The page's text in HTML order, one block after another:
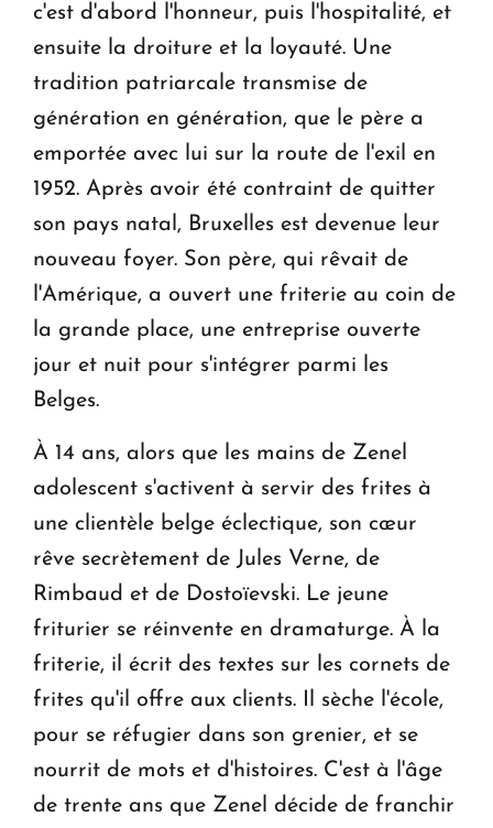
c'est d'abord l'honneur, puis l'hospitalité, et
ensuite la droiture et la loyauté. Une
tradition patriarcale transmise de
génération en génération, que le père a
emportée avec lui sur la route de l'exil en
1952. Après avoir été contraint de quitter
son pays natal, Bruxelles est devenue leur
nouveau foyer. Son père, qui rêvait de
l'Amérique, a ouvert une friterie au coin de
la grande place, une entreprise ouverte
jour et nuit pour s'intégrer parmi les
Belges.
À 14 ans, alors que les mains de Zenel
adolescent s'activent à servir des frites à
une clientèle belge éclectique, son cœur
rêve secrètement de Jules Verne, de
Rimbaud et de Dostoïevski. Le jeune
friturier se réinvente en dramaturge. À la
friterie, il écrit des textes sur les cornets de
frites qu'il offre aux clients. Il sèche l'école,
pour se réfugier dans son grenier, et se
nourrit de mots et d'histoires. C'est à l'âge
de trente ans que Zenel décide de franchir